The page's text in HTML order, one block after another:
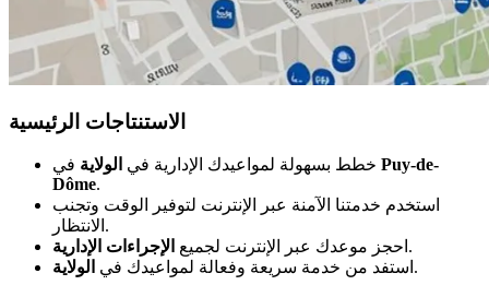
الاستنتاجات الرئيسية
خطط بسهولة لمواعيدك الإدارية في الولاية
Puy-de-
Dôme.
استخدم خدمتنا الآمنة عبر الإنترنت لتوفير الوقت وتجنب
الانتظار.
احجز موعدك عبر الإنترنت لجميع الإجراءات الإدارية
.
استفد من خدمة سريعة وفعالة لمواعيدك في الولاية .